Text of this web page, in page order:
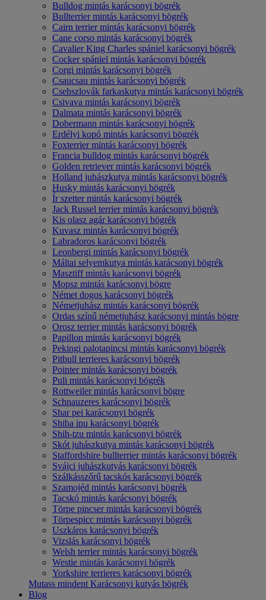
Bulldog mintás karácsonyi bögrék
Bullterrier mintás karácsonyi bögrék
Cairn terrier mintás karácsonyi bögrék
Cane corso mintás karácsonyi bögrék
Cavalier King Charles spániel karácsonyi bögrék
Cocker spániel mintás karácsonyi bögrék
Corgi mintás karácsonyi bögrék
Csaucsau mintás karácsonyi bögrék
Csehszlovák farkaskutya mintás karácsonyi bögrék
Csivava mintás karácsonyi bögrék
Dalmata mintás karácsonyi bögrék
Dobermann mintás karácsonyi bögrék
Erdélyi kopó mintás karácsonyi bögrék
Foxterrier mintás karácsonyi bögrék
Francia bulldog mintás karácsonyi bögrék
Golden retriever mintás karácsonyi bögrék
Holland juhászkutya mintás karácsonyi bögrék
Husky mintás karácsonyi bögrék
Ír szetter mintás karácsonyi bögrék
Jack Russel terrier mintás karácsonyi bögrék
Kis olasz agár karácsonyi bögrék
Kuvasz mintás karácsonyi bögrék
Labradoros karácsonyi bögrék
Leonbergi mintás karácsonyi bögrék
Máltai selyemkutya mintás karácsonyi bögrék
Masztiff mintás karácsonyi bögrék
Mopsz mintás karácsonyi bögre
Német dogos karácsonyi bögrék
Németjuhász mintás karácsonyi bögrék
Ordas színű németjuhász karácsonyi mintás bögre
Orosz terrier mintás karácsonyi bögrék
Papillon mintás karácsonyi bögrék
Pekingi palotapincsi mintás karácsonyi bögrék
Pitbull terrieres karácsonyi bögrék
Pointer mintás karácsonyi bögrék
Puli mintás karácsonyi bögrék
Rottweiler mintás karácsonyi bögre
Schnauzeres karácsonyi bögrék
Shar pei karácsonyi bögrék
Shiba inu karácsonyi bögrék
Shih-tzu mintás karácsonyi bögrék
Skót juhászkutya mintás karácsonyi bögrék
Staffordshire bullterrier mintás karácsonyi bögrék
Svájci juhászkutyás karácsonyi bögrék
Szálkásszőrű tacskós karácsonyi bögrék
Szamojéd mintás karácsonyi bögrék
Tacskó mintás karácsonyi bögrék
Törpe pincser mintás karácsonyi bögrék
Törpespicc mintás karácsonyi bögrék
Uszkáros karácsonyi bögrék
Vizslás karácsonyi bögrék
Welsh terrier mintás karácsonyi bögrék
Westie mintás karácsonyi bögrék
Yorkshire terrieres karácsonyi bögrék
Mutass mindent Karácsonyi kutyás bögrék
Blog